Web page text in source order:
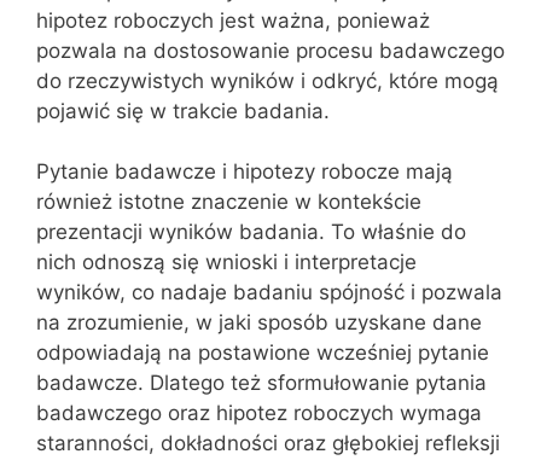
hipotez roboczych jest ważna, ponieważ
pozwala na dostosowanie procesu badawczego
do rzeczywistych wyników i odkryć, które mogą
pojawić się w trakcie badania.
Pytanie badawcze i hipotezy robocze mają
również istotne znaczenie w kontekście
prezentacji wyników badania. To właśnie do
nich odnoszą się wnioski i interpretacje
wyników, co nadaje badaniu spójność i pozwala
na zrozumienie, w jaki sposób uzyskane dane
odpowiadają na postawione wcześniej pytanie
badawcze. Dlatego też sformułowanie pytania
badawczego oraz hipotez roboczych wymaga
staranności, dokładności oraz głębokiej refleksji